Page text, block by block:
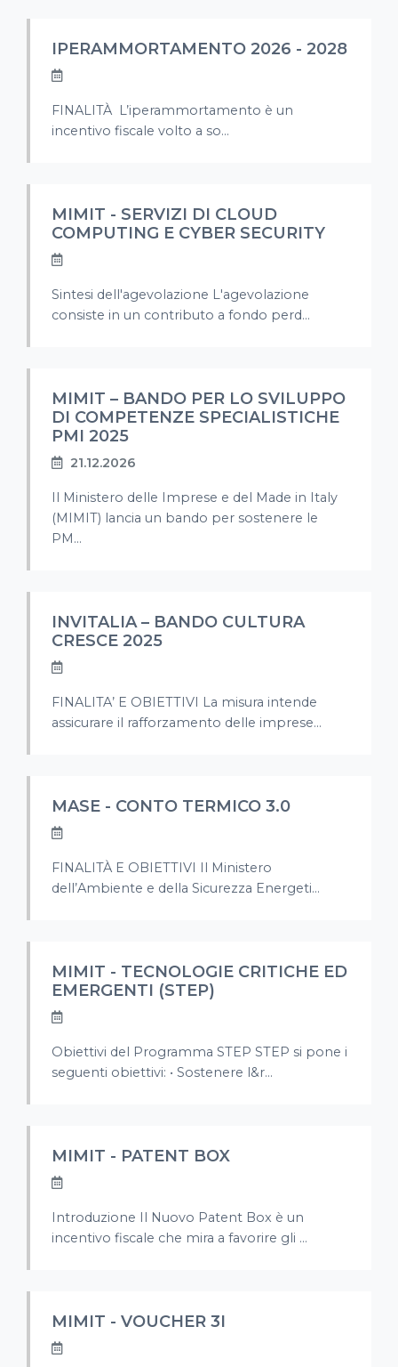
IPERAMMORTAMENTO 2026 - 2028
FINALITÀ L’iperammortamento è un
incentivo fiscale volto a so...
MIMIT - SERVIZI DI CLOUD
COMPUTING E CYBER SECURITY
Sintesi dell'agevolazione L'agevolazione
consiste in un contributo a fondo perd...
MIMIT – BANDO PER LO SVILUPPO
DI COMPETENZE SPECIALISTICHE
PMI 2025
21.12.2026
Il Ministero delle Imprese e del Made in Italy
(MIMIT) lancia un bando per sostenere le
PM...
INVITALIA – BANDO CULTURA
CRESCE 2025
FINALITA’ E OBIETTIVI La misura intende
assicurare il rafforzamento delle imprese...
MASE - CONTO TERMICO 3.0
FINALITÀ E OBIETTIVI Il Ministero
dell’Ambiente e della Sicurezza Energeti...
MIMIT - TECNOLOGIE CRITICHE ED
EMERGENTI (STEP)
Obiettivi del Programma STEP STEP si pone i
seguenti obiettivi: • Sostenere l&r...
MIMIT - PATENT BOX
Introduzione Il Nuovo Patent Box è un
incentivo fiscale che mira a favorire gli ...
MIMIT - VOUCHER 3I